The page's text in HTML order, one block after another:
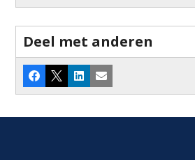
Deel met anderen
Facebook
X LinkedInE-mail